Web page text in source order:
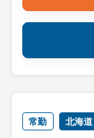
常勤 北海道